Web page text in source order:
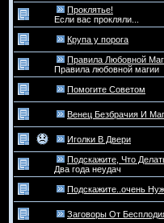
Проклятье!
Если вас прокляли...
Крупа у порога
Правила Любовной
Правила любовной магии
Помогите Советом
Венец Безбрачия И
Иголки В Двери
Подскажите, Что
Два года неудач
Подскажите..очень
Заговоры От